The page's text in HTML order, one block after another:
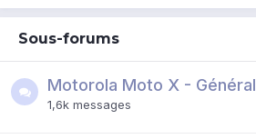
Sous-forums
Motorola Moto X - Général
1,6k messages